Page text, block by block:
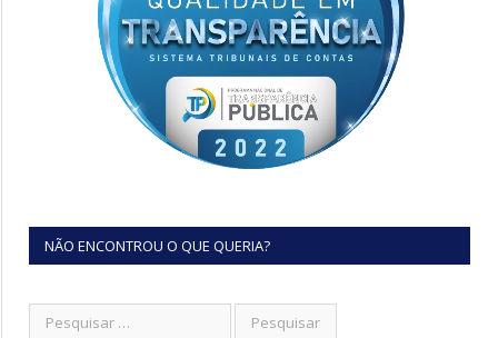
NÃO ENCONTROU O QUE QUERIA?